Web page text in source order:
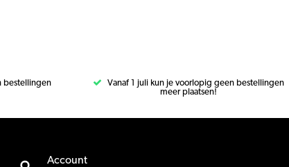
bestellingen
Vanaf 1 juli kun je voorlopig geen bestellingen
meer plaatsen!
Account